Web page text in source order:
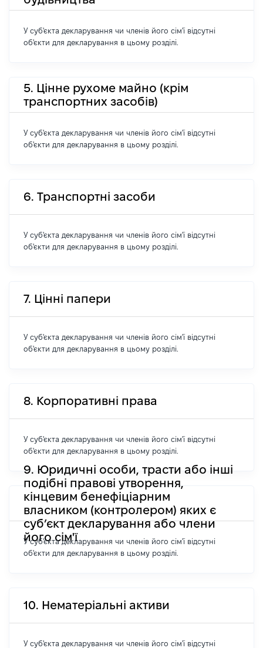
У суб'єкта декларування чи членів його сім'ї відсутні
об'єкти для декларування в цьому розділі.
5. Цінне рухоме майно (крім
транспортних засобів)
У суб'єкта декларування чи членів його сім'ї відсутні
об'єкти для декларування в цьому розділі.
6. Транспортні засоби
У суб'єкта декларування чи членів його сім'ї відсутні
об'єкти для декларування в цьому розділі.
7. Цінні папери
У суб'єкта декларування чи членів його сім'ї відсутні
об'єкти для декларування в цьому розділі.
8. Корпоративні права
У суб'єкта декларування чи членів його сім'ї відсутні
об'єкти для декларування в цьому розділі.
9. Юридичні особи, трасти або інші
подібні правові утворення,
кінцевим бенефіціарним
власником (контролером) яких є
суб’єкт декларування або члени
його сім'ї
У суб'єкта декларування чи членів його сім'ї відсутні
об'єкти для декларування в цьому розділі.
10. Нематеріальні активи
У суб'єкта декларування чи членів його сім'ї відсутні